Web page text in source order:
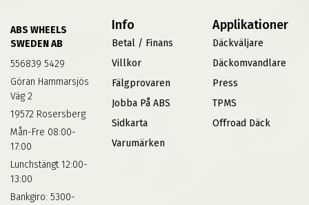
ABS WHEELS
SWEDEN AB
556839 5429
Göran Hammarsjös
Väg 2
19572 Rosersberg
Mån-Fre 08:00-
17:00
Lunchstängt 12:00-
13:00
Bankgiro: 5300-
Info
Betal / Finans
Villkor
Fälgprovaren
Jobba På ABS
Sidkarta
Varumärken
Applikationer
Däckväljare
Däckomvandlare
Press
TPMS
Offroad Däck